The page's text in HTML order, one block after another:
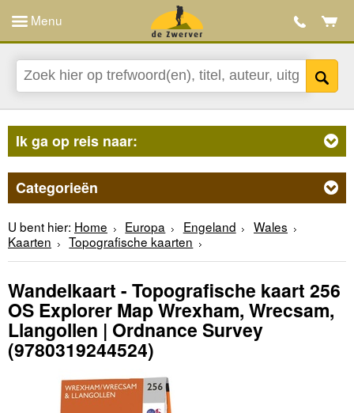
Menu
Ik ga op reis naar:
Categorieën
U bent hier: Home Europa Engeland
Wales
Kaarten
Topografische kaarten
Wandelkaart - Topografische kaart 256
OS Explorer Map Wrexham, Wrecsam,
Llangollen | Ordnance Survey
(9780319244524)